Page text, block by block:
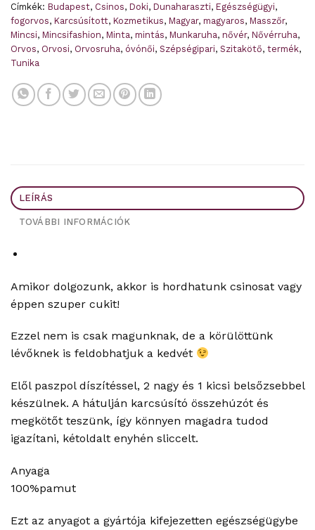
Címkék: Budapest, Csinos, Doki, Dunaharaszti, Egészségügyi,
fogorvos, Karcsúsított, Kozmetikus, Magyar, magyaros, Masszőr,
Mincsi, Mincsifashion, Minta, mintás, Munkaruha, nővér, Nővérruha,
Orvos, Orvosi, Orvosruha, óvónői, Szépségipari, Szitakötő, termék,
Tunika
LEÍRÁS
TOVÁBBI INFORMÁCIÓK
Amikor dolgozunk, akkor is hordhatunk csinosat vagy
éppen szuper cukit!
Ezzel nem is csak magunknak, de a körülöttünk
lévőknek is feldobhatjuk a kedvét
Elől paszpol díszítéssel, 2 nagy és 1 kicsi belsőzsebbel
készülnek. A hátulján karcsúsító összehúzót és
megkötőt teszünk, így könnyen magadra tudod
igazítani, kétoldalt enyhén sliccelt.
Anyaga
100%pamut
Ezt az anyagot a gyártója kifejezetten egészségügybe